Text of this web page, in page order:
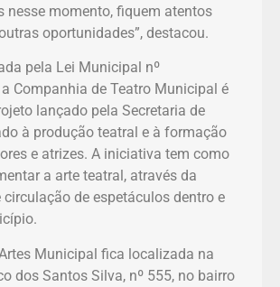
nesse momento, fiquem atentos
oportunidades”, destacou.
pela Lei Municipal nº
Companhia de Teatro Municipal é
lançado pela Secretaria de
à produção teatral e à formação
e atrizes. A iniciativa tem como
a arte teatral, através da
circulação de espetáculos dentro e
Municipal fica localizada na
dos Santos Silva, nº 555, no bairro